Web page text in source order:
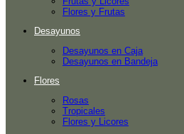
Flores y Frutas
Desayunos
Desayunos en Caja
Desayunos en Bandeja
Flores
Rosas
Tropicales
Flores y Licores